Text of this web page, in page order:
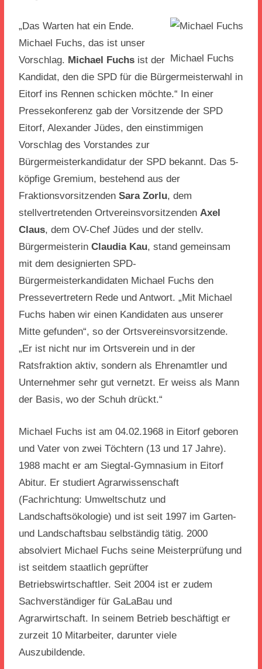
Michael Fuchs
„Das Warten hat ein Ende.
Michael Fuchs, das ist unser
Vorschlag. Michael Fuchs ist der
Kandidat, den die SPD für die Bürgermeisterwahl in
Eitorf ins Rennen schicken möchte.“ In einer
Pressekonferenz gab der Vorsitzende der SPD
Eitorf, Alexander Jüdes, den einstimmigen
Vorschlag des Vorstandes zur
Bürgermeisterkandidatur der SPD bekannt. Das 5-
köpfige Gremium, bestehend aus der
FraktionsvorsitzendenSara Zorlu, dem
stellvertretenden OrtvereinsvorsitzendenAxel
Claus, dem OV-Chef Jüdes und der stellv.
BürgermeisterinClaudia Kau, stand gemeinsam
mit dem designierten SPD-
Bürgermeisterkandidaten Michael Fuchs den
Pressevertretern Rede und Antwort. „Mit Michael
Fuchs haben wir einen Kandidaten aus unserer
Mitte gefunden“, so der Ortsvereinsvorsitzende.
„Er ist nicht nur im Ortsverein und in der
Ratsfraktion aktiv, sondern als Ehrenamtler und
Unternehmer sehr gut vernetzt. Er weiss als Mann
der Basis, wo der Schuh drückt.“
Michael Fuchs ist am 04.02.1968 in Eitorf geboren
und Vater von zwei Töchtern (13 und 17 Jahre).
1988 macht er am Siegtal-Gymnasium in Eitorf
Abitur. Er studiert Agrarwissenschaft
(Fachrichtung: Umweltschutz und
Landschaftsökologie) und ist seit 1997 im Garten-
und Landschaftsbau selbständig tätig. 2000
absolviert Michael Fuchs seine Meisterprüfung und
ist seitdem staatlich geprüfter
Betriebswirtschaftler. Seit 2004 ist er zudem
Sachverständiger für GaLaBau und
Agrarwirtschaft. In seinem Betrieb beschäftigt er
zurzeit 10 Mitarbeiter, darunter viele
Auszubildende.